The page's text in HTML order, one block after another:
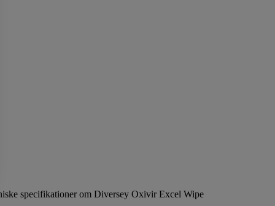
specifikationer om Diversey Oxivir Excel Wipe